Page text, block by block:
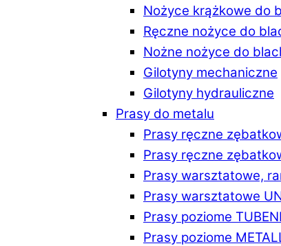
Nożyce krążkowe do
Ręczne nożyce do
Nożne nożyce do
Gilotyny mechaniczne
Gilotyny hydrauliczne
Prasy do metalu
Prasy ręczne
Prasy ręczne
Prasy warsztatowe,
Prasy warsztatowe
Prasy poziome
Prasy poziome